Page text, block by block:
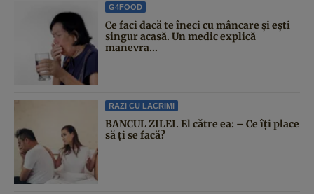
G4FOOD
Ce faci dacă te îneci cu mâncare și ești
singur acasă. Un medic explică
manevra...
RAZI CU LACRIMI
BANCUL ZILEI. El către ea: – Ce îți place
să ți se facă?